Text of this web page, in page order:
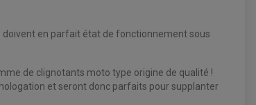
doivent en parfait état de fonctionnement sous
de clignotants moto type origine de qualité !
et seront donc parfaits pour supplanter